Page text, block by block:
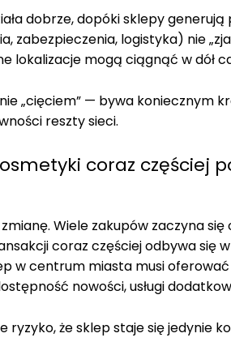
dobrze, dopóki sklepy
zabezpieczenia, logistyka) nie
mogą ciągnąć w dół
„cięciem” — bywa koniecznym
reszty sieci.
coraz częściej
Wiele zakupów zaczyna się
coraz częściej odbywa się
w centrum miasta musi
nowości, usługi
ryzyko, że sklep staje się jedynie